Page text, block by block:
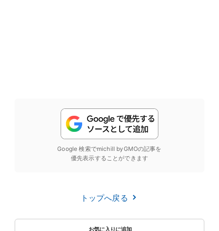
Google 検索でmichill byGMOの記事を
優先表示することができます
トップへ戻る